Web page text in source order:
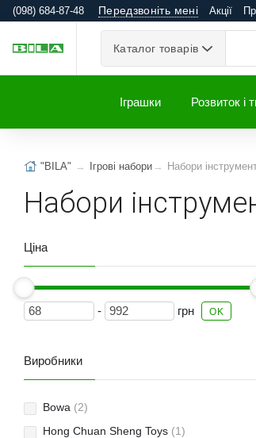
(098) 684-87-48 Передзвоніть мені Акції
Каталог товарів
Іграшки Розвиток і
"BILA" Ігрові набори Набори
Набори
Ціна
- грн OK
Виробники
Bowa (2)
Hong Chuan Sheng Toys (1)